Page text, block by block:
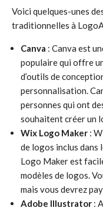
Voici quelques-unes
traditionnelles à
Canva : Canva est
populaire qui offre
d’outils de
personnalisation.
personnes qui ont
souhaitent créer un
Wix Logo Maker :
de logos inclus dans
Logo Maker est
modèles de logos.
mais vous devrez
Adobe Illustrator :